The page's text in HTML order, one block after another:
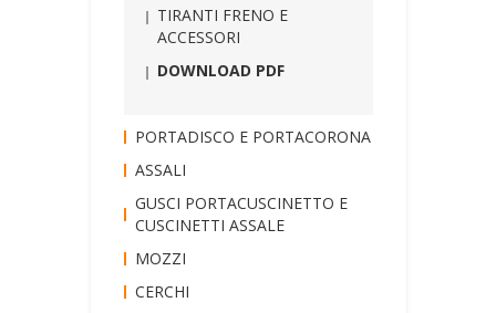
TIRANTI FRENO E
ACCESSORI
DOWNLOAD PDF
PORTADISCO E PORTACORONA
ASSALI
GUSCI PORTACUSCINETTO E
CUSCINETTI ASSALE
MOZZI
CERCHI